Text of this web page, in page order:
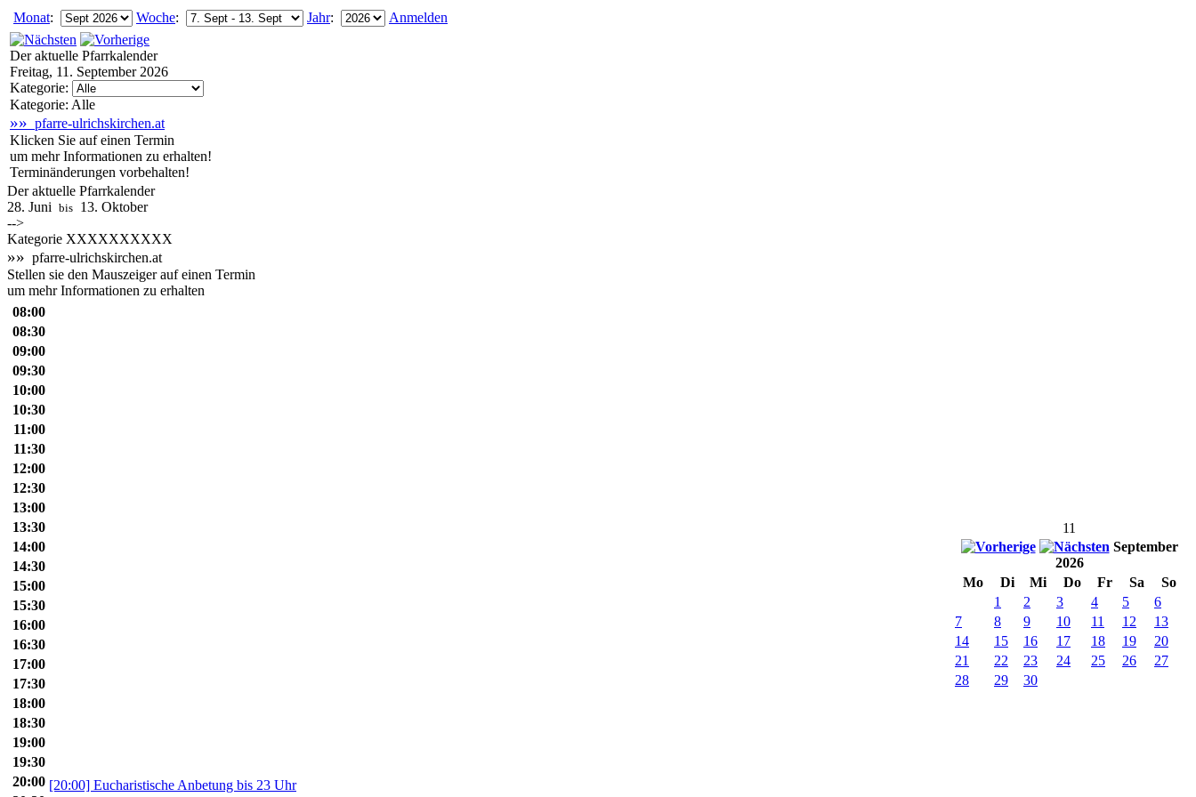
Monat: Woche: Jahr: Anmelden
Der aktuelle Pfarrkalender
Freitag, 11. September 2026
Kategorie:
Kategorie: Alle
»» pfarre-ulrichskirchen.at
Klicken Sie auf einen Termin
um mehr Informationen zu erhalten!
Terminänderungen vorbehalten!
Der aktuelle Pfarrkalender
28. Juni
bis
13. Oktober
-->
Kategorie XXXXXXXXXX
»» pfarre-ulrichskirchen.at
Stellen sie den Mauszeiger auf einen Termin
um mehr Informationen zu erhalten
08:00
08:30
09:00
09:30
10:00
10:30
11:00
11:30
12:00
12:30
13:00
13:30
14:00
14:30
15:00
15:30
16:00
16:30
17:00
17:30
18:00
18:30
19:00
19:30
20:00 [20:00] Eucharistische Anbetung bis 23 Uhr
11
September
2026
Mo
Di Mi Do Fr Sa
So
1
2 3 4 5
6
7
8 9 10 11 12
13
14
15 16 17 18 19
20
21
22 23 24 25 26
27
28
29 30